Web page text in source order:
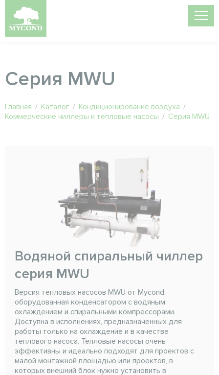
Серия MWU
Главная / Каталог / Кондиционирование воздуха /
Коммерческие чиллеры и тепловые насосы / Серия MWU
Водяной спиральный чиллер
серия MWU
Версия тепловых насосов MWU от Mycond,
оборудованная конденсатором с водяным
охлаждением и спиральными компрессорами.
Доступна в исполнениях, предназначенных для
работы только на охлаждение и в качестве
теплового насоса. Тепловые насосы очень
эффективны и идеально подходят для проектов с
малой монтажной площадью или проектов, в
которых внешний блок нужно установить в